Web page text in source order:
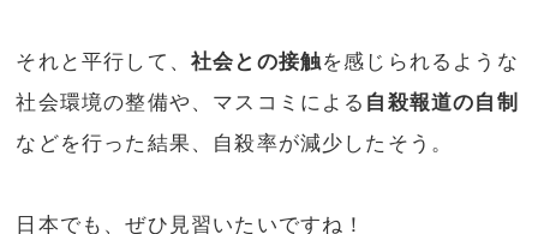
それと平行して、 社会との接触を感じられるような
社会環境の整備や、マスコミによる 自殺報道の自制
などを行った結果、自殺率が減少したそう。
日本でも、ぜひ見習いたいですね！